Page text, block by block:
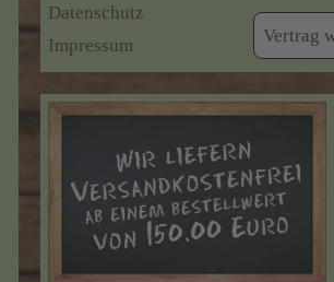
Datenschutz
Impressum
Vertrag